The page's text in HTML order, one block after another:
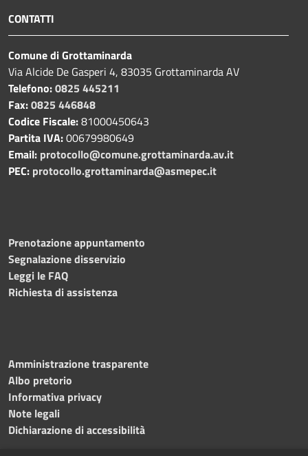
CONTATTI
Comune di Grottaminarda
Via Alcide De Gasperi 4, 83035 Grottaminarda AV
Telefono:0825 445211
Fax:0825 446848
Codice Fiscale:81000450643
Partita IVA:00679980649
Email: protocollo@comune.grottaminarda.av.it
PEC: protocollo.grottaminarda@asmepec.it
Prenotazione appuntamento
Segnalazione disservizio
Leggi le FAQ
Richiesta di assistenza
Amministrazione trasparente
Albo pretorio
Informativa privacy
Note legali
Dichiarazione di accessibilità